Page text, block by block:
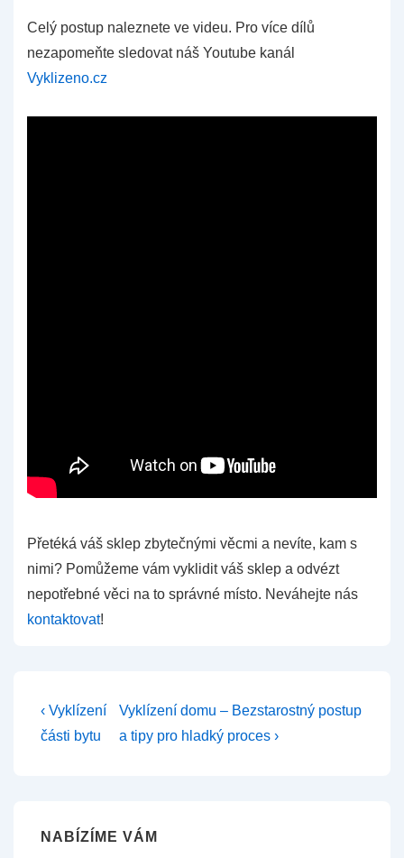
Celý postup naleznete ve videu. Pro více dílů
nezapomeňte sledovat náš Youtube kanál
Vyklizeno.cz
Přetéká váš sklep zbytečnými věcmi a nevíte, kam s
nimi? Pomůžeme vám vyklidit váš sklep a odvézt
nepotřebné věci na to správné místo. Neváhejte nás
kontaktovat!
Navigace
pro
Předchozí
příspěvek
‹ Vyklízení
části bytu
Další
příspěvek
Vyklízení domu – Bezstarostný postup
a tipy pro hladký proces ›
NABÍZÍME VÁM